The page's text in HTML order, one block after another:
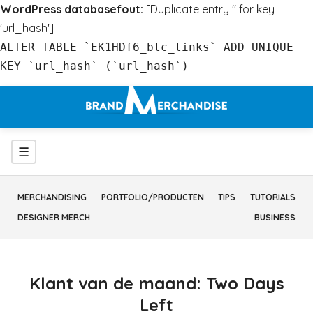
WordPress databasefout: [Duplicate entry '' for key
'url_hash']
ALTER TABLE `EK1HDf6_blc_links` ADD UNIQUE
KEY `url_hash` (`url_hash`)
inhoud
Menu
☰
MERCHANDISING PORTFOLIO/PRODUCTEN TIPS
TUTORIALS
DESIGNER MERCH
BUSINESS
Klant van de maand: Two Days
Left